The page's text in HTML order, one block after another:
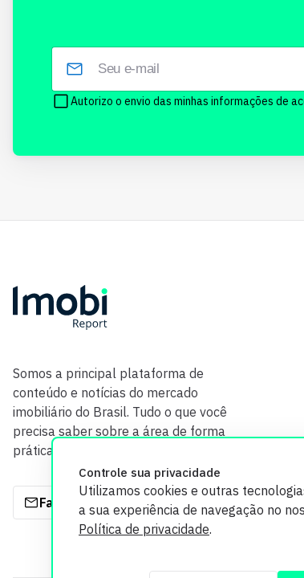
Controle sua privacidade
Utilizamos cookies e outras
a sua experiência de navegação no
Política de privacidade.
Autorizo o envio das minhas informações de
Somos a principal plataforma de
conteúdo e notícias do mercado
imobiliário do Brasil. Tudo o que você
precisa saber sobre a área de forma
prática e com credibilidade.
Fale com a gente